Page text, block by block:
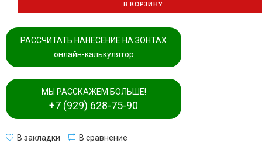
В КОРЗИНУ
РАССЧИТАТЬ НАНЕСЕНИЕ НА ЗОНТАХ
онлайн-калькулятор
МЫ РАССКАЖЕМ БОЛЬШЕ!
+7 (929) 628-75-90
В закладки В сравнение